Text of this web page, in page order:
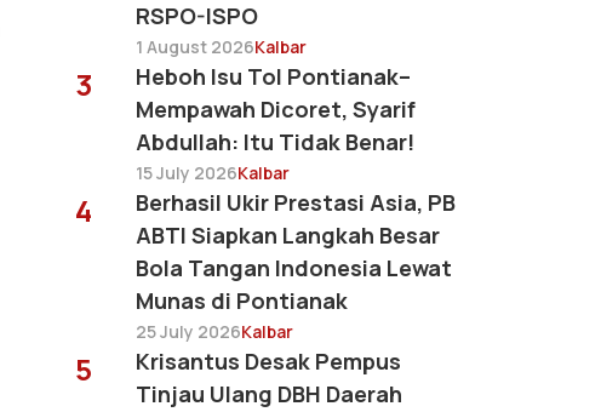
RSPO-ISPO
1 August 2026Kalbar
3
Heboh Isu Tol Pontianak–
Mempawah Dicoret, Syarif
Abdullah: Itu Tidak Benar!
15 July 2026Kalbar
4
Berhasil Ukir Prestasi Asia, PB
ABTI Siapkan Langkah Besar
Bola Tangan Indonesia Lewat
Munas di Pontianak
25 July 2026Kalbar
5
Krisantus Desak Pempus
Tinjau Ulang DBH Daerah